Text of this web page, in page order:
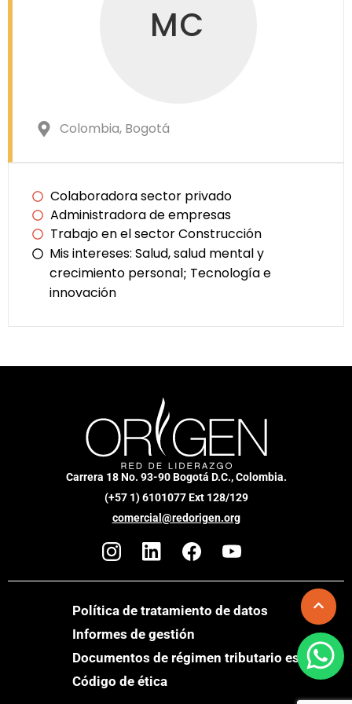
MC
Colombia, Bogotá
Colaboradora sector privado
Administradora de empresas
Trabajo en el sector Construcción
Mis intereses: Salud, salud mental y
crecimiento personal; Tecnología e
innovación
Carrera 18 No. 93-90 Bogotá D.C., Colombia.
(+57 1) 6101077 Ext 128/129
comercial@redorigen.org
Política de tratamiento de datos
Informes de gestión
Documentos de régimen tributario especial
Código de ética